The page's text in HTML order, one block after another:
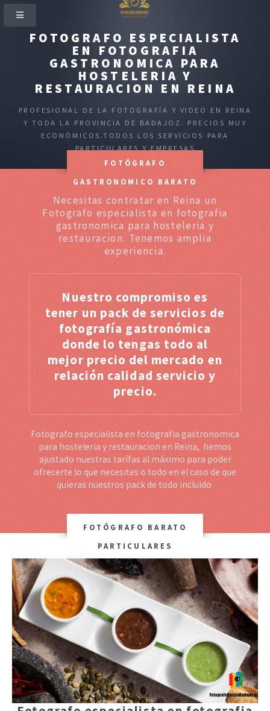
FOTOGRAFO ESPECIALISTA
EN FOTOGRAFIA
GASTRONOMICA PARA
HOSTELERIA Y
RESTAURACION EN REINA
PROFESIONAL DE LA FOTOGRAFÍA Y VIDEO EN REINA
Y TODA LA PROVINCIA DE BADAJOZ. PRECIOS MUY
ECONÓMICOS.TODOS LOS SERVICIOS PARA
PARTICULARES Y EMPRESAS
FOTÓGRAFO
GASTRONOMICO BARATO
Necesitas contratar en Reina un
Fotografo especialista en fotografia
gastronomica para hosteleria y
restauracion. Tenemos amplia
experiencia.
Nuestro compromiso es
tener un pack de servicios de
fotografía gastronómica
donde lo tengas todo al
mejor precio del mercado en
relación calidad servicio y
precio.
Fotografo especialista en fotografia gastronomica
para hosteleria y restauracion en Reina, hemos
ajustado nuestras tarífas al máximo para poder
ofrecerte lo que necesites o todo en el caso de que
quieras nuestros pack de todo incluido
FOTÓGRAFO BARATO
PARTICULARES